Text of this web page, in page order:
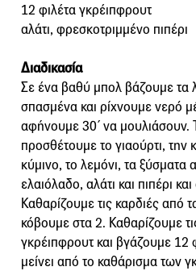
12 φιλέτα γκρέιπφρουτ
αλάτι, φρεσκοτριμμένο πιπέρι
Διαδικασία
Σε ένα βαθύ μπολ βάζουμε τα
σπασμένα και ρίχνουμε νερό
αφήνουμε 30΄ να μουλιάσουν.
προσθέτουμε το γιαούρτι,
κύμινο, το λεμόνι, τα ξύσματα
ελαιόλαδο, αλάτι και πιπέρι
Καθαρίζουμε τις καρδιές από
κόβουμε στα 2. Καθαρίζουμε
γκρέιπφρουτ και βγάζουμε 12
μείνει από το καθάρισμα των